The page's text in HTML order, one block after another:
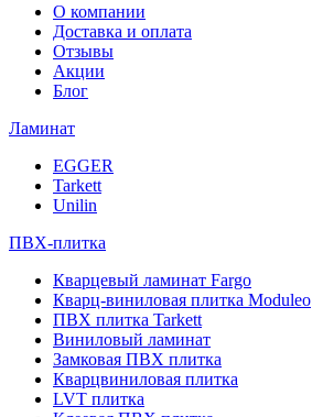
О компании
Доставка и оплата
Отзывы
Акции
Блог
Ламинат
EGGER
Tarkett
Unilin
ПВХ-плитка
Кварцевый ламинат Fargo
Кварц-виниловая плитка Moduleo
ПВХ плитка Tarkett
Виниловый ламинат
Замковая ПВХ плитка
Кварцвиниловая плитка
LVT плитка